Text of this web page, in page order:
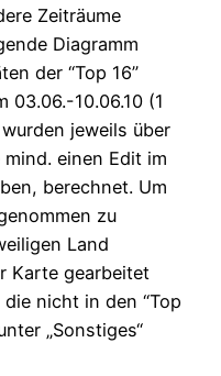
Zeiträume
Diagramm
der “Top 16”
03.06.-10.06.10 (1
jeweils über
einen Edit im
berechnet. Um
zu
Land
Karte gearbeitet
nicht in den “Top
„Sonstiges“